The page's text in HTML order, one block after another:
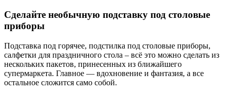
Сделайте необычную подставку под столовые
приборы
Подставка под горячее, подстилка под столовые приборы,
салфетки для праздничного стола – всё это можно сделать из
нескольких пакетов, принесенных из ближайшего
супермаркета. Главное — вдохновение и фантазия, а все
остальное сложится само собой.